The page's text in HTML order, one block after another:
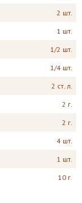
2 шт.
1 шт.
1/2 шт.
1/4 шт.
2 ст. л.
2 г.
2 г.
4 шт.
1 шт.
10 г.